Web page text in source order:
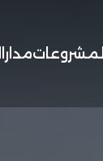
المشروعاتمدار